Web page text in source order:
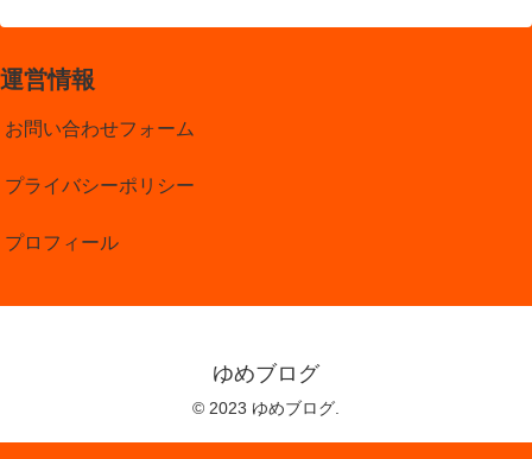
運営情報
お問い合わせフォーム
プライバシーポリシー
プロフィール
ゆめブログ
© 2023 ゆめブログ.